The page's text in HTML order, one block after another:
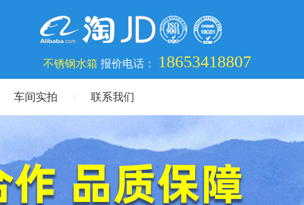
不锈钢水箱 报价电话： 18653418807
车间实拍 联系我们